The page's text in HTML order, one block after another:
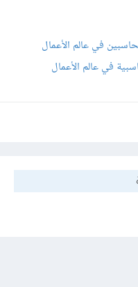
في عالم الأعمال
في عالم الأعمال